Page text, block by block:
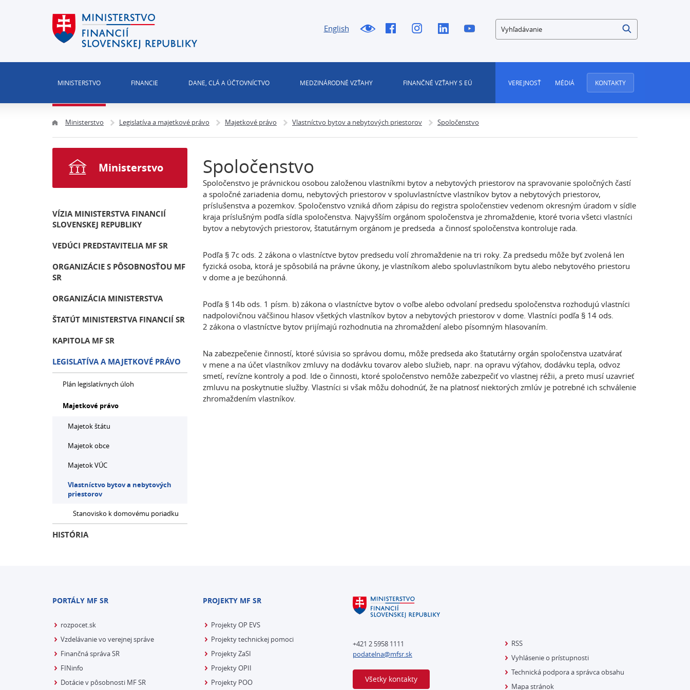
English Vyhľadávanie
MINISTERSTVO FINANCIE DANE, CLÁ A ÚČTOVNÍCTVO MEDZINÁRODNÉ VZŤAHY FINANČNÉ VZŤAHY S EÚ VEREJNOSŤ MÉDIÁ KONTAKTY
Ministerstvo Legislatíva a majetkové právo Majetkové právo Vlastníctvo bytov a nebytových priestorov Spoločenstvo
Spoločenstvo
Spoločenstvo je právnickou osobou založenou vlastníkmi bytov a nebytových priestorov na spravovanie spoločných častí
a spoločné zariadenia domu, nebytových priestorov v spoluvlastníctve vlastníkov bytov a nebytových priestorov,
príslušenstva a pozemkov. Spoločenstvo vzniká dňom zápisu do registra spoločenstiev vedenom okresným úradom v sídle
kraja príslušným podľa sídla spoločenstva. Najvyšším orgánom spoločenstva je zhromaždenie, ktoré tvoria všetci vlastníci
bytov a nebytových priestorov, štatutárnym orgánom je predseda a činnosť spoločenstva kontroluje rada.
Podľa § 7c ods. 2 zákona o vlastníctve bytov predsedu volí zhromaždenie na tri roky. Za predsedu môže byť zvolená len
fyzická osoba, ktorá je spôsobilá na právne úkony, je vlastníkom alebo spoluvlastníkom bytu alebo nebytového priestoru
v dome a je bezúhonná.
Podľa § 14b ods. 1 písm. b) zákona o vlastníctve bytov o voľbe alebo odvolaní predsedu spoločenstva rozhodujú vlastníci
nadpolovičnou väčšinou hlasov všetkých vlastníkov bytov a nebytových priestorov v dome. Vlastníci podľa § 14 ods.
2 zákona o vlastníctve bytov prijímajú rozhodnutia na zhromaždení alebo písomným hlasovaním.
Na zabezpečenie činností, ktoré súvisia so správou domu, môže predseda ako štatutárny orgán spoločenstva uzatvárať
v mene a na účet vlastníkov zmluvy na dodávku tovarov alebo služieb, napr. na opravu výťahov, dodávku tepla, odvoz
smetí, revízne kontroly a pod. Ide o činnosti, ktoré spoločenstvo nemôže zabezpečiť vo vlastnej réžii, a preto musí uzavrieť
zmluvu na poskytnutie služby. Vlastníci si však môžu dohodnúť, že na platnosť niektorých zmlúv je potrebné ich schválenie
zhromaždením vlastníkov.
Ministerstvo
VÍZIA MINISTERSTVA FINANCIÍ
SLOVENSKEJ REPUBLIKY
VEDÚCI PREDSTAVITELIA MF SR
ORGANIZÁCIE S PÔSOBNOSŤOU MF
SR
ORGANIZÁCIA MINISTERSTVA
ŠTATÚT MINISTERSTVA FINANCIÍ SR
KAPITOLA MF SR
LEGISLATÍVA A MAJETKOVÉ PRÁVO
Plán legislatívnych úloh
Majetkové právo
Majetok štátu
Majetok obce
Majetok VÚC
Vlastníctvo bytov a nebytových
priestorov
Stanovisko k domovému poriadku
HISTÓRIA
PORTÁLY MF SR
rozpocet.sk
Vzdelávanie vo verejnej správe
Finančná správa SR
FINinfo
Dotácie v pôsobnosti MF SR
PROJEKTY MF SR
Projekty OP EVS
Projekty technickej pomoci
Projekty ZaSI
Projekty OPII
Projekty POO
+421 2 5958 1111
podatelna@mfsr.sk
Všetky kontakty
RSS
Vyhlásenie o prístupnosti
Technická podpora a správca obsahu
Mapa stránok